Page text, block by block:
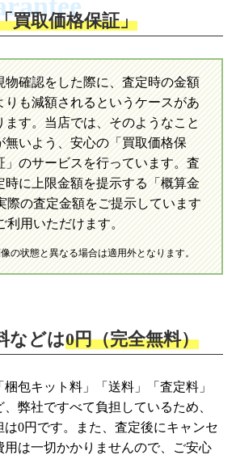
オブライス CWC限定 ラブアンドモア/ネ
ディアレレガール/ネオブライス シンプリ
ックポップ/ネオブライス CWC限定 タ
ス カシオペアスパイス
ネオブライス B2・HOLiC～ビーツゥホリ
ャウジーワウジー/ネオブライス ボーダ
ネオブライス ホシノナミダヒメ/ネオブ
シャンゼリゼ/ネオブライス CWC限定 テ
ネオブライス フィービーメイビー/ネオブ
ロベリーアンドクリーミーキュート/ネオ
ノウフレークソナタ/ネオブライス ラズベ
ーラブミー/ネオブライス ユニバーシテ
ス 綾波レイ ミーツ ブライス -ホワイトラ
ローニーム/ネオブライス シンプリーデ
イス コココレット/ネオブライス アレク
定ネオブライス マーゴユニークガール/ネ
ズリボン
当店に査定したおもちゃがご到着後、ご
指定の口座に即日入金可能です。
取の流れ 写真の撮影方法
送。当店へ無料で発送いただけます。
当店に査定したおもちゃがご到着後、ご
指定の口座に即日入金可能です。
LINE査定の流れ 写真の撮影方法
買取価格保証」
物確認をした際に、査定時の金額
りも減額されるというケースがあ
ます。当店では、そのようなこと
無いよう、安心の「買取価格保
」のサービスを行っています。査
時に上限金額を提示する「概算金
際の査定金額をご提示しています
用いただけます。
の状態と異なる場合は適用外となります。
などは0円（完全無料）
包キット料」「送料」「査定料」
、弊社ですべて負担しているため、
は0円です。また、査定後にキャンセ
用は一切かかりませんので、ご安心